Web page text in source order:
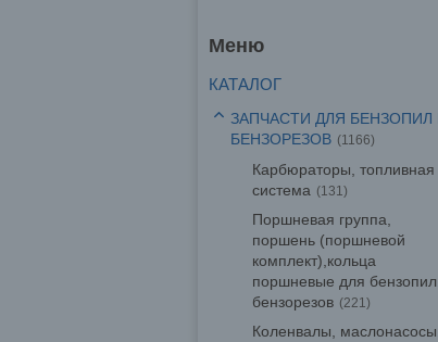
КАТАЛОГ
ЗАПЧАСТИ ДЛЯ БЕНЗОПИЛ
БЕНЗОРЕЗОВ
1166
Карбюраторы, топливная
система
131
Поршневая группа,
поршень (поршневой
комплект),кольца
поршневые для бензопил,
бензорезов
221
Коленвалы, маслонасосы,